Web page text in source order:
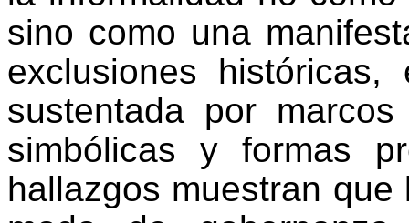
sino como una
exclusiones históricas,
sustentada por
simbólicas y formas
hallazgos muestran